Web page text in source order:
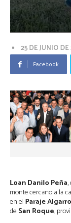
25 DE JUNIO
Facebook
Loan Danilo Peña,
monte cercano a la
en el Paraje
de San Roque,